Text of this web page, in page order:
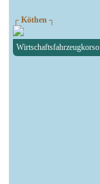
┌ Köthen ┐
Wirtschaftsfahrzeugkorso